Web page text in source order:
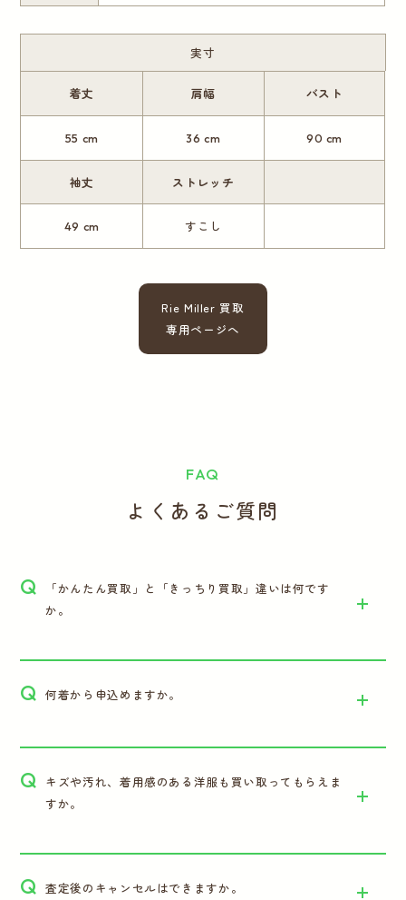
実寸
着丈
55 cm
肩幅
36 cm
バスト
90 cm
袖丈
49 cm
ストレッチ
すこし
Rie Miller 買取
専用ページへ
FAQ
よくあるご質問
Q
「かんたん買取」と「きっちり買取」違いは何です
か。
Q 何着から申込めますか。
Q キズや汚れ、着用感のある洋服も買い取ってもらえま
すか。
Q 査定後のキャンセルはできますか。